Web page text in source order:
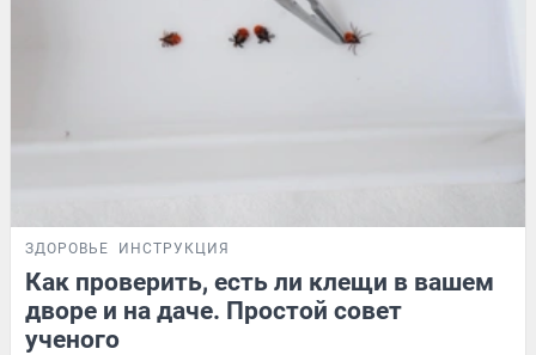
ЗДОРОВЬЕ ИНСТРУКЦИЯ
Как проверить, есть ли клещи в вашем
дворе и на даче. Простой совет
ученого